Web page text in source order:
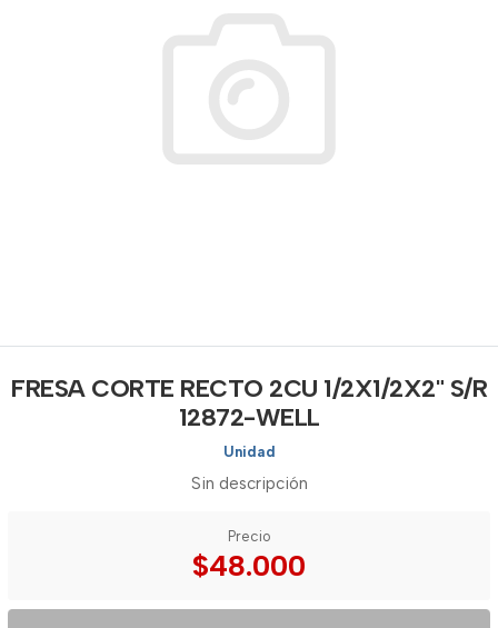
FRESA CORTE RECTO 2CU 1/2X1/2X2" S/R
12872-WELL
Unidad
Sin descripción
Precio
$48.000